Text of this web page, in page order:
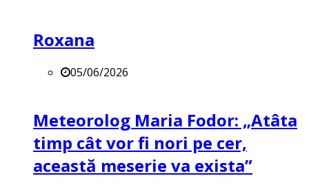
Roxana
05/06/2026
Meteorolog Maria Fodor: „Atâta
timp cât vor fi nori pe cer,
această meserie va exista”